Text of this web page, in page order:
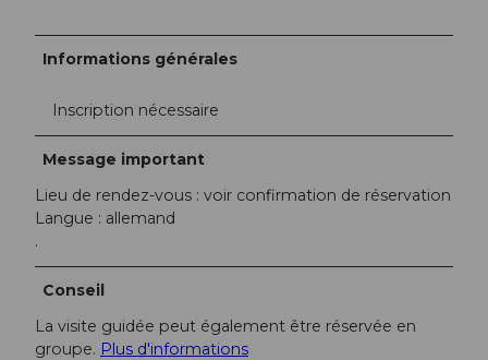
Informations générales
Inscription nécessaire
Message important
Lieu de rendez-vous : voir confirmation de réservation
Langue : allemand
.
Conseil
La visite guidée peut également être réservée en
groupe. Plus d'informations